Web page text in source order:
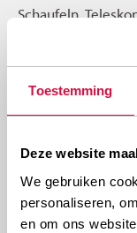
Toestemming
Deze website
We gebruiken
personaliseren,
en om ons
Schaufeln,
Dumper. Ein
verschleißfest.
ein
verlassen.